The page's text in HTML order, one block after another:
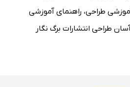
طراحی، راهنمای آموزشی
طراحی انتشارات برگ نگار